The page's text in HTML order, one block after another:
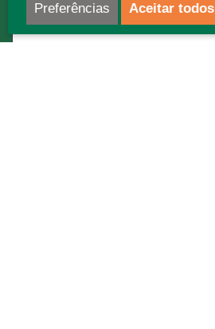
Preferências Aceitar todos